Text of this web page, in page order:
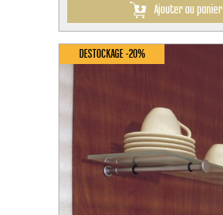
Ajouter au panier
DESTOCKAGE -20%